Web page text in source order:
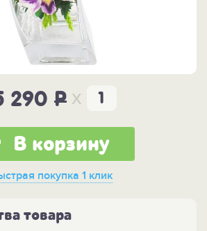
290 P x
В корзину
покупка 1 клик
товара